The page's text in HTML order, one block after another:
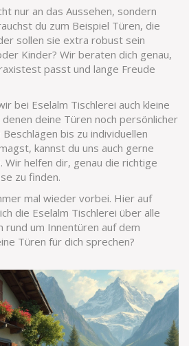
nur an das Aussehen, sondern
du zum Beispiel Türen, die
sollen sie extra robust sein
Kinder? Wir beraten dich genau,
passt und lange Freude
bei Eselalm Tischlerei auch kleine
deine Türen noch persönlicher
bis zu individuellen
kannst du uns auch gerne
Wir helfen dir, genau die richtige
zu finden.
mal wieder vorbei. Hier auf
die Eselalm Tischlerei über alle
rund um Innentüren auf dem
Türen für dich sprechen?